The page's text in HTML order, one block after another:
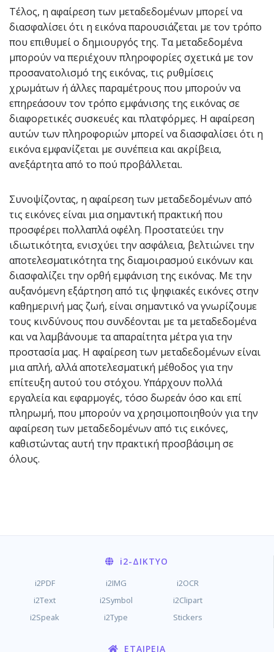
Τέλος, η αφαίρεση των μεταδεδομένων μπορεί να
διασφαλίσει ότι η εικόνα παρουσιάζεται με τον τρόπο
που επιθυμεί ο δημιουργός της. Τα μεταδεδομένα
μπορούν να περιέχουν πληροφορίες σχετικά με τον
προσανατολισμό της εικόνας, τις ρυθμίσεις
χρωμάτων ή άλλες παραμέτρους που μπορούν να
επηρεάσουν τον τρόπο εμφάνισης της εικόνας σε
διαφορετικές συσκευές και πλατφόρμες. Η αφαίρεση
αυτών των πληροφοριών μπορεί να διασφαλίσει ότι η
εικόνα εμφανίζεται με συνέπεια και ακρίβεια,
ανεξάρτητα από το πού προβάλλεται.
Συνοψίζοντας, η αφαίρεση των μεταδεδομένων από
τις εικόνες είναι μια σημαντική πρακτική που
προσφέρει πολλαπλά οφέλη. Προστατεύει την
ιδιωτικότητα, ενισχύει την ασφάλεια, βελτιώνει την
αποτελεσματικότητα της διαμοιρασμού εικόνων και
διασφαλίζει την ορθή εμφάνιση της εικόνας. Με την
αυξανόμενη εξάρτηση από τις ψηφιακές εικόνες στην
καθημερινή μας ζωή, είναι σημαντικό να γνωρίζουμε
τους κινδύνους που συνδέονται με τα μεταδεδομένα
και να λαμβάνουμε τα απαραίτητα μέτρα για την
προστασία μας. Η αφαίρεση των μεταδεδομένων είναι
μια απλή, αλλά αποτελεσματική μέθοδος για την
επίτευξη αυτού του στόχου. Υπάρχουν πολλά
εργαλεία και εφαρμογές, τόσο δωρεάν όσο και επί
πληρωμή, που μπορούν να χρησιμοποιηθούν για την
αφαίρεση των μεταδεδομένων από τις εικόνες,
καθιστώντας αυτή την πρακτική προσβάσιμη σε
όλους.
i2-ΔΊΚΤΥΟ
i2PDF i2IMG
i2OCR
i2Text
i2Symbol
i2Clipart
i2Speak
i2Type Stickers
ΕΤΑΙΡΕΊΑ